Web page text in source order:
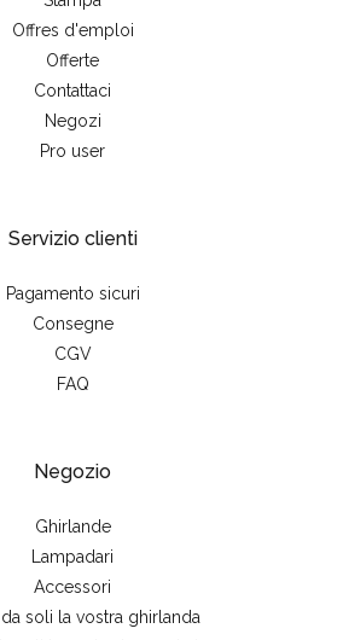
Offres d'emploi
Offerte
Contattaci
Negozi
Pro user
Servizio clienti
Pagamento sicuri
Consegne
CGV
FAQ
Negozio
Ghirlande
Lampadari
Accessori
soli la vostra ghirlanda